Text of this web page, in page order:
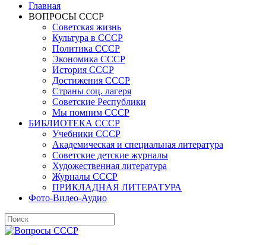
Главная
ВОПРОСЫ СССР
Советская жизнь
Культура в СССР
Политика СССР
Экономика СССР
История СССР
Достижения СССР
Страны соц. лагеря
Советские Республики
Мы помним СССР
БИБЛИОТЕКА СССР
Учебники СССР
Академическая и специальная литература
Советские детские журналы
Художественная литература
Журналы СССР
ПРИКЛАДНАЯ ЛИТЕРАТУРА
Фото-Видео-Аудио